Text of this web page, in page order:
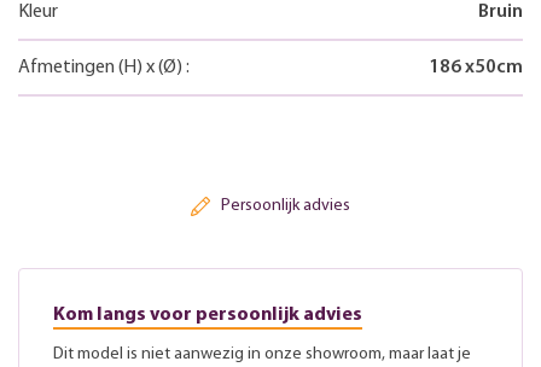
Kleur Bruin
Afmetingen (H) x(Ø) : 186x50cm
Persoonlijk advies
Kom langs voor persoonlijk advies
Dit model is niet aanwezig in onze showroom, maar laat je